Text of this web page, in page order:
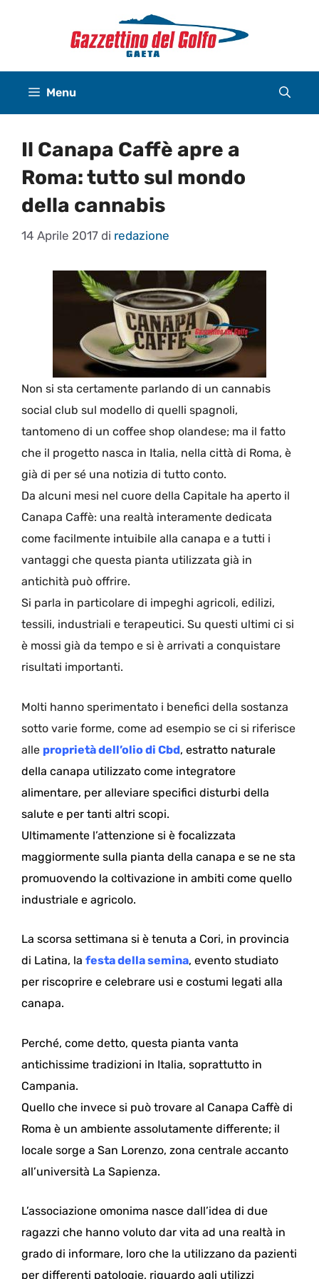
Menu
Il Canapa Caffè apre a
Roma: tutto sul mondo
della cannabis
14 Aprile 2017 di redazione
Non si sta certamente parlando di un cannabis
social club sul modello di quelli spagnoli,
tantomeno di un coffee shop olandese; ma il fatto
che il progetto nasca in Italia, nella città di Roma, è
già di per sé una notizia di tutto conto.
Da alcuni mesi nel cuore della Capitale ha aperto il
Canapa Caffè: una realtà interamente dedicata
come facilmente intuibile alla canapa e a tutti i
vantaggi che questa pianta utilizzata già in
antichità può offrire.
Si parla in particolare di impeghi agricoli, edilizi,
tessili, industriali e terapeutici. Su questi ultimi ci si
è mossi già da tempo e si è arrivati a conquistare
risultati importanti.
Molti hanno sperimentato i benefici della sostanza
sotto varie forme, come ad esempio se ci si riferisce
alle proprietà dell’olio di Cbd, estratto naturale
della canapa utilizzato come integratore
alimentare, per alleviare specifici disturbi della
salute e per tanti altri scopi.
Ultimamente l’attenzione si è focalizzata
maggiormente sulla pianta della canapa e se ne sta
promuovendo la coltivazione in ambiti come quello
industriale e agricolo.
La scorsa settimana si è tenuta a Cori, in provincia
di Latina, la festa della semina, evento studiato
per riscoprire e celebrare usi e costumi legati alla
canapa.
Perché, come detto, questa pianta vanta
antichissime tradizioni in Italia, soprattutto in
Campania.
Quello che invece si può trovare al Canapa Caffè di
Roma è un ambiente assolutamente differente; il
locale sorge a San Lorenzo, zona centrale accanto
all’università La Sapienza.
L’associazione omonima nasce dall’idea di due
ragazzi che hanno voluto dar vita ad una realtà in
grado di informare, loro che la utilizzano da pazienti
per differenti patologie, riguardo agli utilizzi